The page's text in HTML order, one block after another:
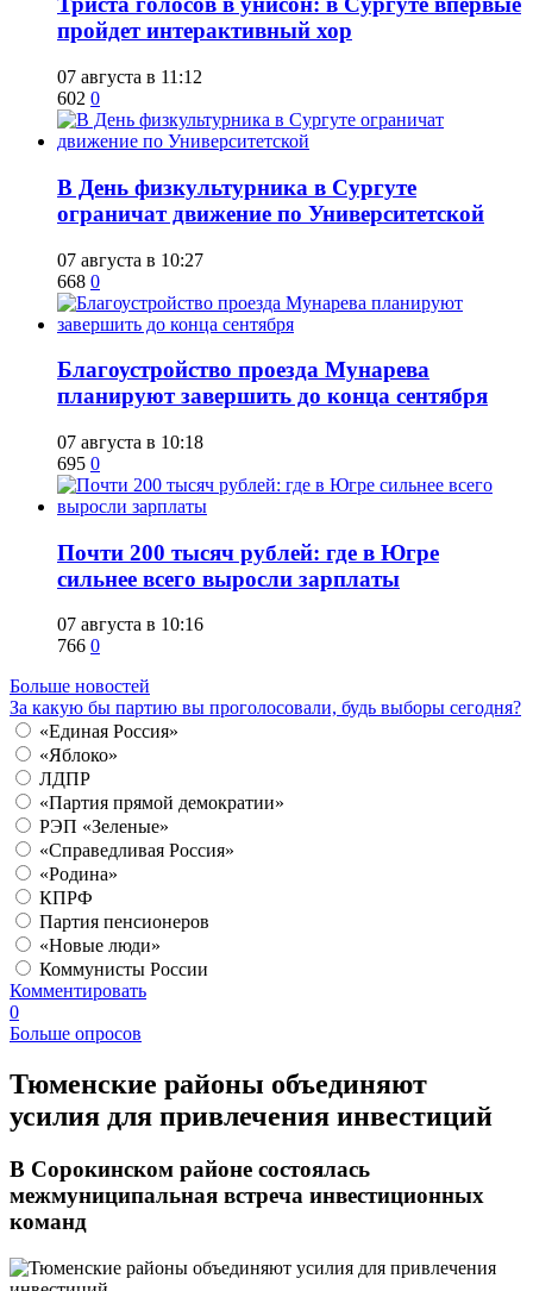
пройдет интерактивный хор
07 августа в 11:12
602 0
​В День физкультурника в Сургуте
ограничат движение по Университетской
07 августа в 10:27
668 0
Благоустройство проезда Мунарева
планируют завершить до конца сентября
07 августа в 10:18
695 0
​Почти 200 тысяч рублей: где в Югре
сильнее всего выросли зарплаты
07 августа в 10:16
766 0
Больше новостей
За какую бы партию вы проголосовали, будь выборы сегодня?
«Единая Россия»
«Яблоко»
ЛДПР
«Партия прямой демократии»
РЭП «Зеленые»
«Справедливая Россия»
«Родина»
КПРФ
Партия пенсионеров
«Новые люди»
Коммунисты России
Комментировать
0
Больше опросов
​Тюменские районы объединяют
усилия для привлечения инвестиций
В Сорокинском районе состоялась
межмуниципальная встреча инвестиционных
команд